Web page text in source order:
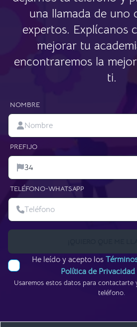
una llamada de uno
expertos. Explícanos
mejorar tu
encontraremos la
ti.
NOMBRE
PREFIJO
TELÉFONO-WHATSAPP
He leído y acepto los
Política de Privacidad
Usaremos estos datos para
teléfono.